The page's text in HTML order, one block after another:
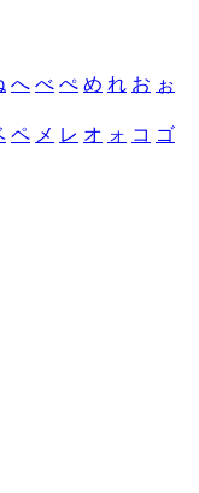
へ べ ぺ め れ お ぉ
ペ メ レ オ ォ コ ゴ